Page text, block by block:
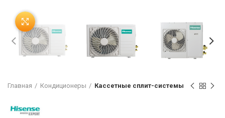
Главная Кондиционеры Кассетные сплит-системы